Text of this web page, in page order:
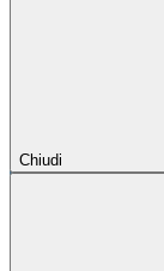
Chiudi